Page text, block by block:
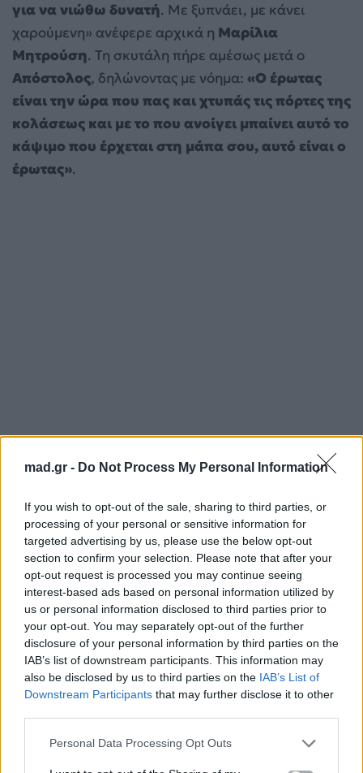
mad.gr - Do Not Process My Personal Information
If you wish to opt-out of the sale, sharing to third parties, or
processing of your personal or sensitive information for
targeted advertising by us, please use the below opt-out
section to confirm your selection. Please note that after your
opt-out request is processed you may continue seeing
interest-based ads based on personal information utilized by
us or personal information disclosed to third parties prior to
your opt-out. You may separately opt-out of the further
disclosure of your personal information by third parties on the
IAB’s list of downstream participants. This information may
also be disclosed by us to third parties on the IAB’s List of
Downstream Participants that may further disclose it to other
Personal Data Processing Opt Outs
για να νιώθω δυνατή. Με ξυπνάει, με κάνει
χαρούμενη» ανέφερε αρχικά η Μαρίλια
Μητρούση. Τη σκυτάλη πήρε αμέσως μετά ο
Απόστολος, δηλώνοντας με νόημα: «Ο έρωτας
είναι την ώρα που πας και χτυπάς τις πόρτες της
κολάσεως και με το που ανοίγει μπαίνει αυτό το
κάψιμο που έρχεται στη μάπα σου, αυτό είναι ο
έρωτας».